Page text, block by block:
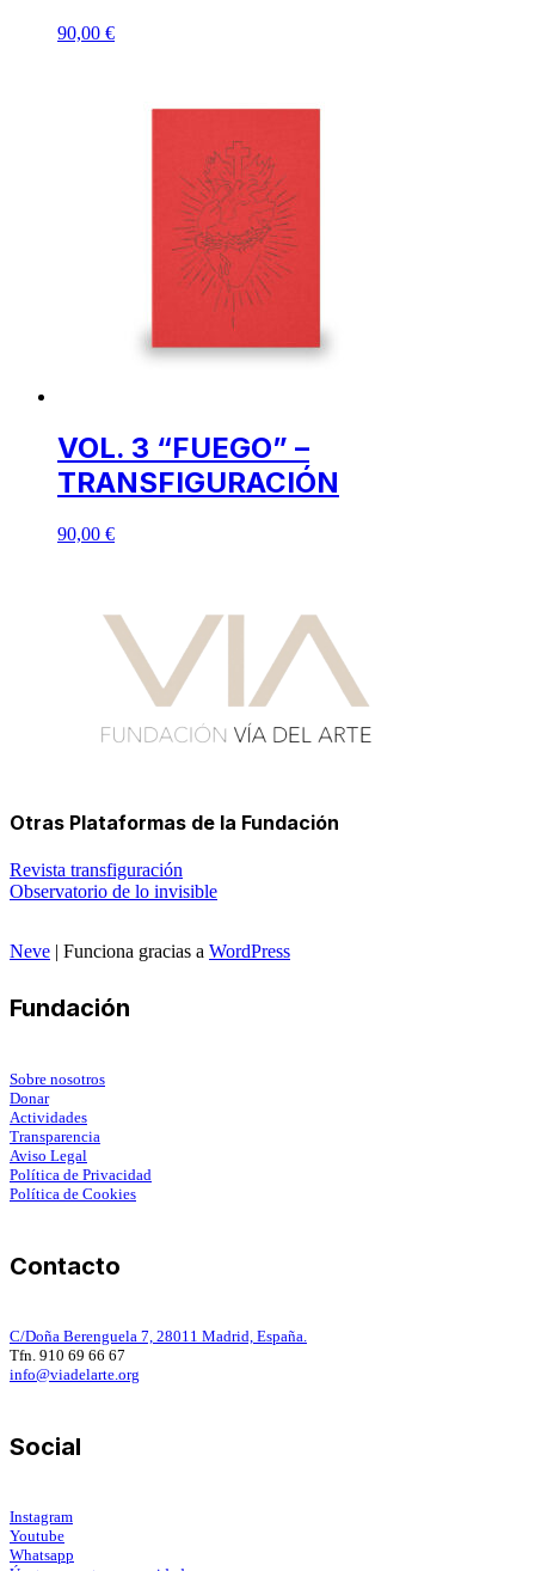
90,00 €
VOL. 3 “FUEGO” –
TRANSFIGURACIÓN
90,00 €
Otras Plataformas de la Fundación
Revista transfiguración
Observatorio de lo invisible
Neve | Funciona gracias a WordPress
Fundación
Sobre nosotros
Donar
Actividades
Transparencia
Aviso Legal
Política de Privacidad
Política de Cookies
Contacto
C/Doña Berenguela 7, 28011 Madrid, España.
Tfn. 910 69 66 67
info@viadelarte.org
Social
Instagram
Youtube
Whatsapp